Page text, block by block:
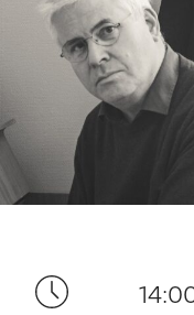
Ditt
Musikk